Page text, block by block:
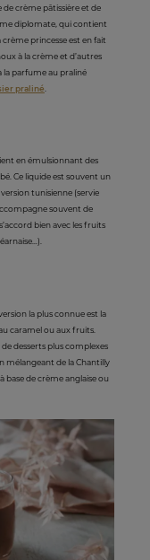
crème pâtissière et de
diplomate, qui contient
princesse est en fait
à la crème et d’autres
la parfume au praliné
praliné
en émulsionnant des
Ce liquide est souvent un
tunisienne (servie
souvent de
bien avec les fruits
la plus connue est la
caramel ou aux fruits.
desserts plus complexes
mélangeant de la Chantilly
base de crème anglaise ou